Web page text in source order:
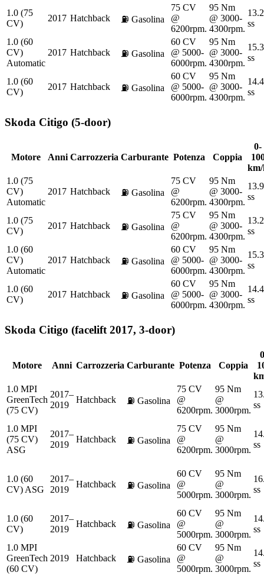
1.0 (75
CV)
2017 Hatchback ⛽ Gasolina
75 CV
@
6200rpm.
95 Nm
@ 3000-
4300rpm.
13.2
ss
1.0 (60
CV)
Automatic
2017 Hatchback ⛽ Gasolina
60 CV
@ 5000-
6000rpm.
95 Nm
@ 3000-
4300rpm.
15.3
ss
1.0 (60
CV)
2017 Hatchback ⛽ Gasolina
60 CV
@ 5000-
6000rpm.
95 Nm
@ 3000-
4300rpm.
14.4
ss
Skoda Citigo (5-door)
Motore Anni Carrozzeria Carburante Potenza Coppia
0-
1.0 (75
CV)
Automatic
2017 Hatchback ⛽ Gasolina
75 CV
@
6200rpm.
95 Nm
@ 3000-
4300rpm.
13.9
ss
1.0 (75
CV)
2017 Hatchback ⛽ Gasolina
75 CV
@
6200rpm.
95 Nm
@ 3000-
4300rpm.
13.2
ss
1.0 (60
CV)
Automatic
2017 Hatchback ⛽ Gasolina
60 CV
@ 5000-
6000rpm.
95 Nm
@ 3000-
4300rpm.
15.3
ss
1.0 (60
CV)
2017 Hatchback ⛽ Gasolina
60 CV
@ 5000-
6000rpm.
95 Nm
@ 3000-
4300rpm.
14.4
ss
Skoda Citigo (facelift 2017, 3-door)
Motore Anni Carrozzeria Carburante Potenza Coppia
1.0 MPI
GreenTech
(75 CV)
2017–
2019
Hatchback ⛽ Gasolina
75 CV
@
6200rpm.
95 Nm
@
3000rpm.
ss
1.0 MPI
(75 CV)
ASG
2017–
2019
Hatchback ⛽ Gasolina
75 CV
@
6200rpm.
95 Nm
@
3000rpm.
ss
1.0 (60
CV) ASG
2017–
2019
Hatchback ⛽ Gasolina
60 CV
@
5000rpm.
95 Nm
@
3000rpm.
ss
1.0 (60
CV)
2017–
2019
Hatchback ⛽ Gasolina
60 CV
@
5000rpm.
95 Nm
@
3000rpm.
ss
1.0 MPI
GreenTech
(60 CV)
2019 Hatchback ⛽ Gasolina
60 CV
@
5000rpm.
95 Nm
@
3000rpm.
ss